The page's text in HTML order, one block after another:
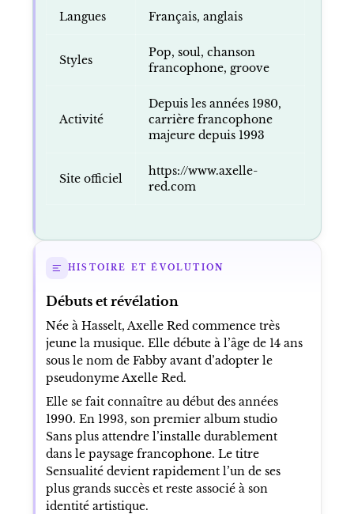
Langues Français, anglais
Styles
Pop, soul, chanson
francophone, groove
Activité
Depuis les années 1980,
carrière francophone
majeure depuis 1993
Site officiel
https://www.axelle-
red.com
HISTOIRE ET ÉVOLUTION
Débuts et révélation
Née à Hasselt, Axelle Red commence très
jeune la musique. Elle débute à l’âge de 14 ans
sous le nom de Fabby avant d’adopter le
pseudonyme Axelle Red.
Elle se fait connaître au début des années
1990. En 1993, son premier album studio
Sans plus attendre l’installe durablement
dans le paysage francophone. Le titre
Sensualité devient rapidement l’un de ses
plus grands succès et reste associé à son
identité artistique.